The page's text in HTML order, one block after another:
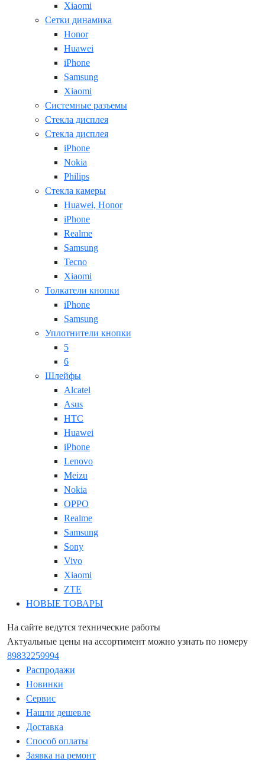
Xiaomi
Сетки динамика
Honor
Huawei
iPhone
Samsung
Xiaomi
Системные разъемы
Стекла дисплея
Стекла дисплея
iPhone
Nokia
Philips
Стекла камеры
Huawei, Honor
iPhone
Realme
Samsung
Tecno
Xiaomi
Толкатели кнопки
iPhone
Samsung
Уплотнители кнопки
5
6
Шлейфы
Alcatel
Asus
HTC
Huawei
iPhone
Lenovo
Meizu
Nokia
OPPO
Realme
Samsung
Sony
Vivo
Xiaomi
ZTE
НОВЫЕ ТОВАРЫ
На сайте ведутся технические работы
Актуальные цены на ассортимент можно узнать по номеру
89832259994
Распродажи
Новинки
Сервис
Нашли дешевле
Доставка
Способ оплаты
Заявка на ремонт